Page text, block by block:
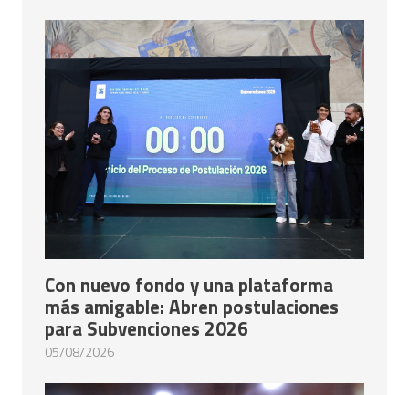
Con nuevo fondo y una plataforma
más amigable: Abren postulaciones
para Subvenciones 2026
05/08/2026